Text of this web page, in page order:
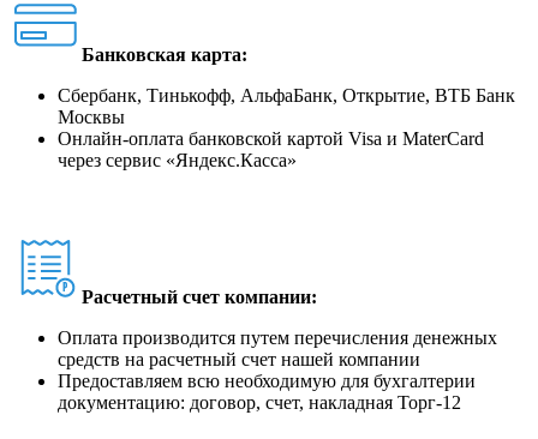
Банковская карта:
Сбербанк, Тинькофф, АльфаБанк, Открытие, ВТБ Банк
Москвы
Онлайн-оплата банковской картой Visa и MaterCard
через сервис «Яндекс.Касса»
Расчетный счет компании:
Оплата производится путем перечисления денежных
средств на расчетный счет нашей компании
Предоставляем всю необходимую для бухгалтерии
документацию: договор, счет, накладная Торг-12